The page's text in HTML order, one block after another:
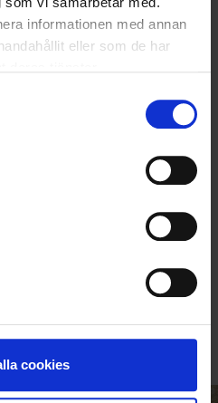
informationen med annan
eller som de har
cookies